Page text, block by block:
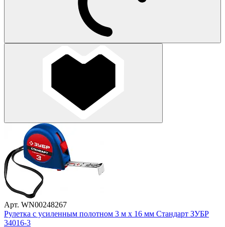
Арт. WN00248267
Рулетка с усиленным полотном 3 м х 16 мм Стандарт ЗУБР
34016-3